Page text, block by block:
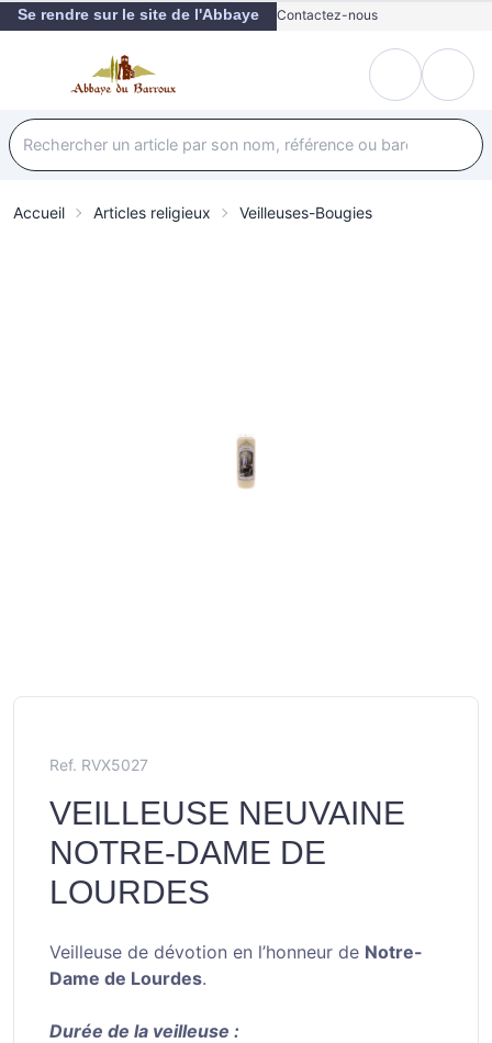
Se rendre sur le site de l'Abbaye Contactez-nous
Accueil Articles religieux Veilleuses-Bougies
Ref. RVX5027
VEILLEUSE NEUVAINE
NOTRE-DAME DE
LOURDES
Veilleuse de dévotion en l’honneur de Notre-
Dame de Lourdes.
Durée de la veilleuse :